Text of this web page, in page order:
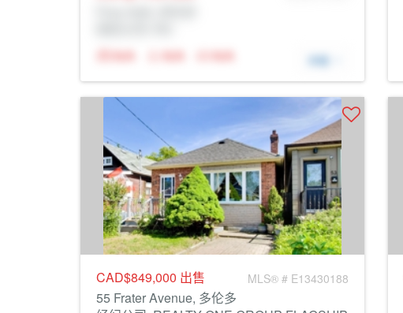
N/A
N/A N/A 详细
CAD$849,000 出售 MLS® # E13430188
55 Frater Avenue, 多伦多